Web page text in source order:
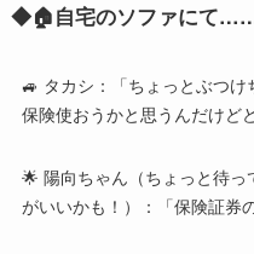
◆🏠自宅のソファにて
🚙 タカシ：「ちょっとぶつけ
保険使おうかと思うんだけど
🌟 陽向ちゃん（ちょっと待
がいいかも！）：「保険証券